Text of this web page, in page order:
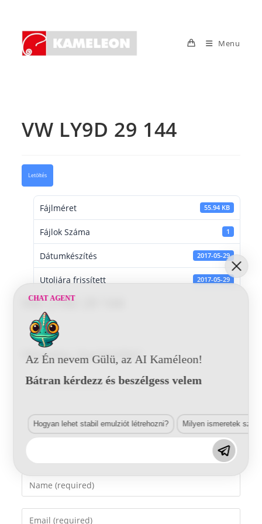
content
Menu
VW LY9D 29 144
Letöltés
Fájlméret 55.94 KB
Fájlok Száma 1
Dátumkészítés 2017-05-29
Utoljára frissített 2017-05-29
VW LY9D 29 144
Vélemény, hozzászólás?
Comment
Enter
your
name
Enter
CHAT AGENT
Az Én nevem Gülü, az AI Kaméleon!
Bátran kérdezz és beszélgess velem
Hogyan lehet stabil emulziót létrehozni? Milyen ismeretek